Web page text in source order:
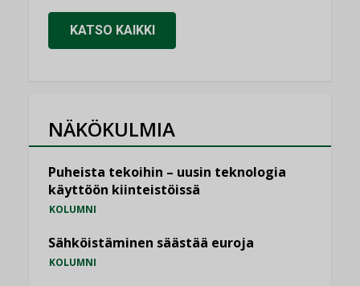
KATSO KAIKKI
NÄKÖKULMIA
Puheista tekoihin – uusin teknologia
käyttöön kiinteistöissä
KOLUMNI
Sähköistäminen säästää euroja
KOLUMNI